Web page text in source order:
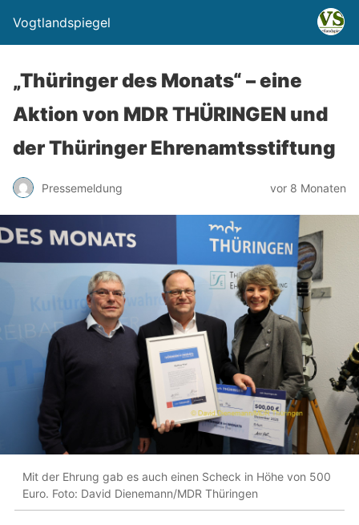
Vogtlandspiegel
„Thüringer des Monats“ – eine
Aktion von MDR THÜRINGEN und
der Thüringer Ehrenamtsstiftung
Pressemeldung vor 8 Monaten
Mit der Ehrung gab es auch einen Scheck in Höhe von 500
Euro. Foto: David Dienemann/MDR Thüringen